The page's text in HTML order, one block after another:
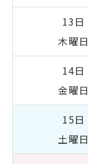
13日
木曜日
14日
金曜日
15日
土曜日